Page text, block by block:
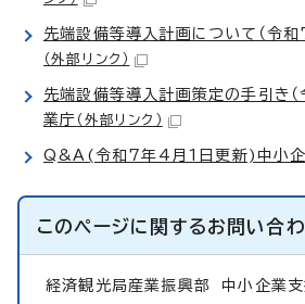
先端設備等導入計画について（令
（外部リンク）
先端設備等導入計画策定の手引き
業庁 （外部リンク）
Q&A(令和7年4月1日更新)中小
このページに関するお問い合
経済観光局産業振興部 中小企業